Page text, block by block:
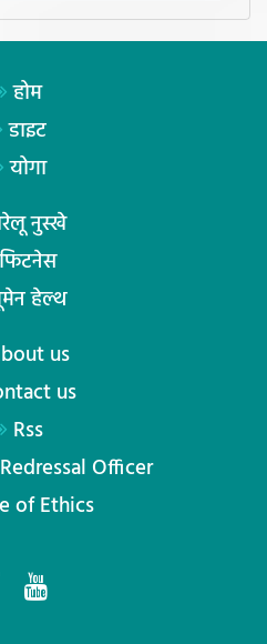
होम
डाइट
योगा
नुस्खे
फिटनेस
हेल्थ
us
us
Rss
Officer
of Ethics